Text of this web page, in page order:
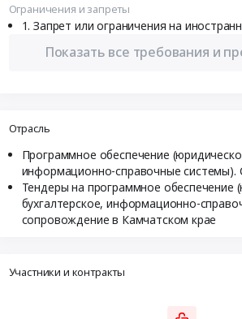
Ограничения и запреты
Запрет или ограничения на
Показать все требования и
Отрасль
Программное обеспечение
информационно-справочные
Тендеры на программное обеспечение
бухгалтерское, информационно-
сопровождение в Камчатском крае
Участники и контракты